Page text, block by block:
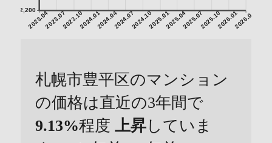
2023.042023.072023.102024.012024.042024.072024.102025.012025.042025.072025.102026.012026.04
2,200
札幌市豊平区のマンション
の価格は直近の3年間で
9.13%程度 上昇していま